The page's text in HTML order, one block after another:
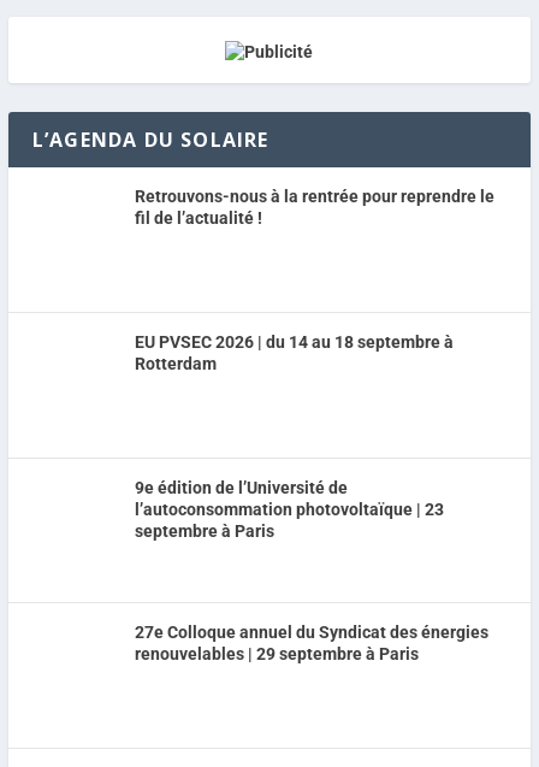
L’AGENDA DU SOLAIRE
Retrouvons-nous à la rentrée pour reprendre le
fil de l’actualité !
EU PVSEC 2026 | du 14 au 18 septembre à
Rotterdam
9e édition de l’Université de
l’autoconsommation photovoltaïque | 23
septembre à Paris
27e Colloque annuel du Syndicat des énergies
renouvelables | 29 septembre à Paris